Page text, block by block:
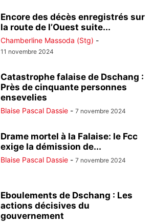
Encore des décès enregistrés sur
la route de l’Ouest suite...
Chamberline Massoda (Stg) -
11 novembre 2024
Catastrophe falaise de Dschang :
Près de cinquante personnes
ensevelies
Blaise Pascal Dassie - 7 novembre 2024
Drame mortel à la Falaise: le Fcc
exige la démission de...
Blaise Pascal Dassie - 7 novembre 2024
Eboulements de Dschang : Les
actions décisives du
gouvernement